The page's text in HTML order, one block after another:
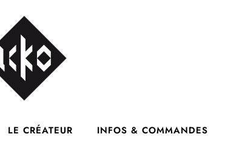
LE CRÉATEUR INFOS & COMMANDES